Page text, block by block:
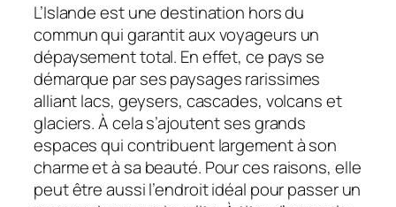
L’Islande est une destination hors du
commun qui garantit aux voyageurs un
dépaysement total. En effet, ce pays se
démarque par ses paysages rarissimes
alliant lacs, geysers, cascades, volcans et
glaciers. À cela s’ajoutent ses grands
espaces qui contribuent largement à son
charme et à sa beauté. Pour ces raisons, elle
peut être aussi l’endroit idéal pour passer un